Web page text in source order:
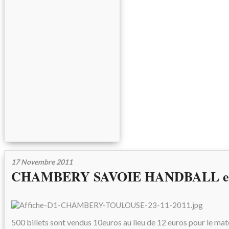
17 Novembre 2011
CHAMBERY SAVOIE HANDBALL
500 billets sont vendus 10euros au lieu de 12 euros pour le